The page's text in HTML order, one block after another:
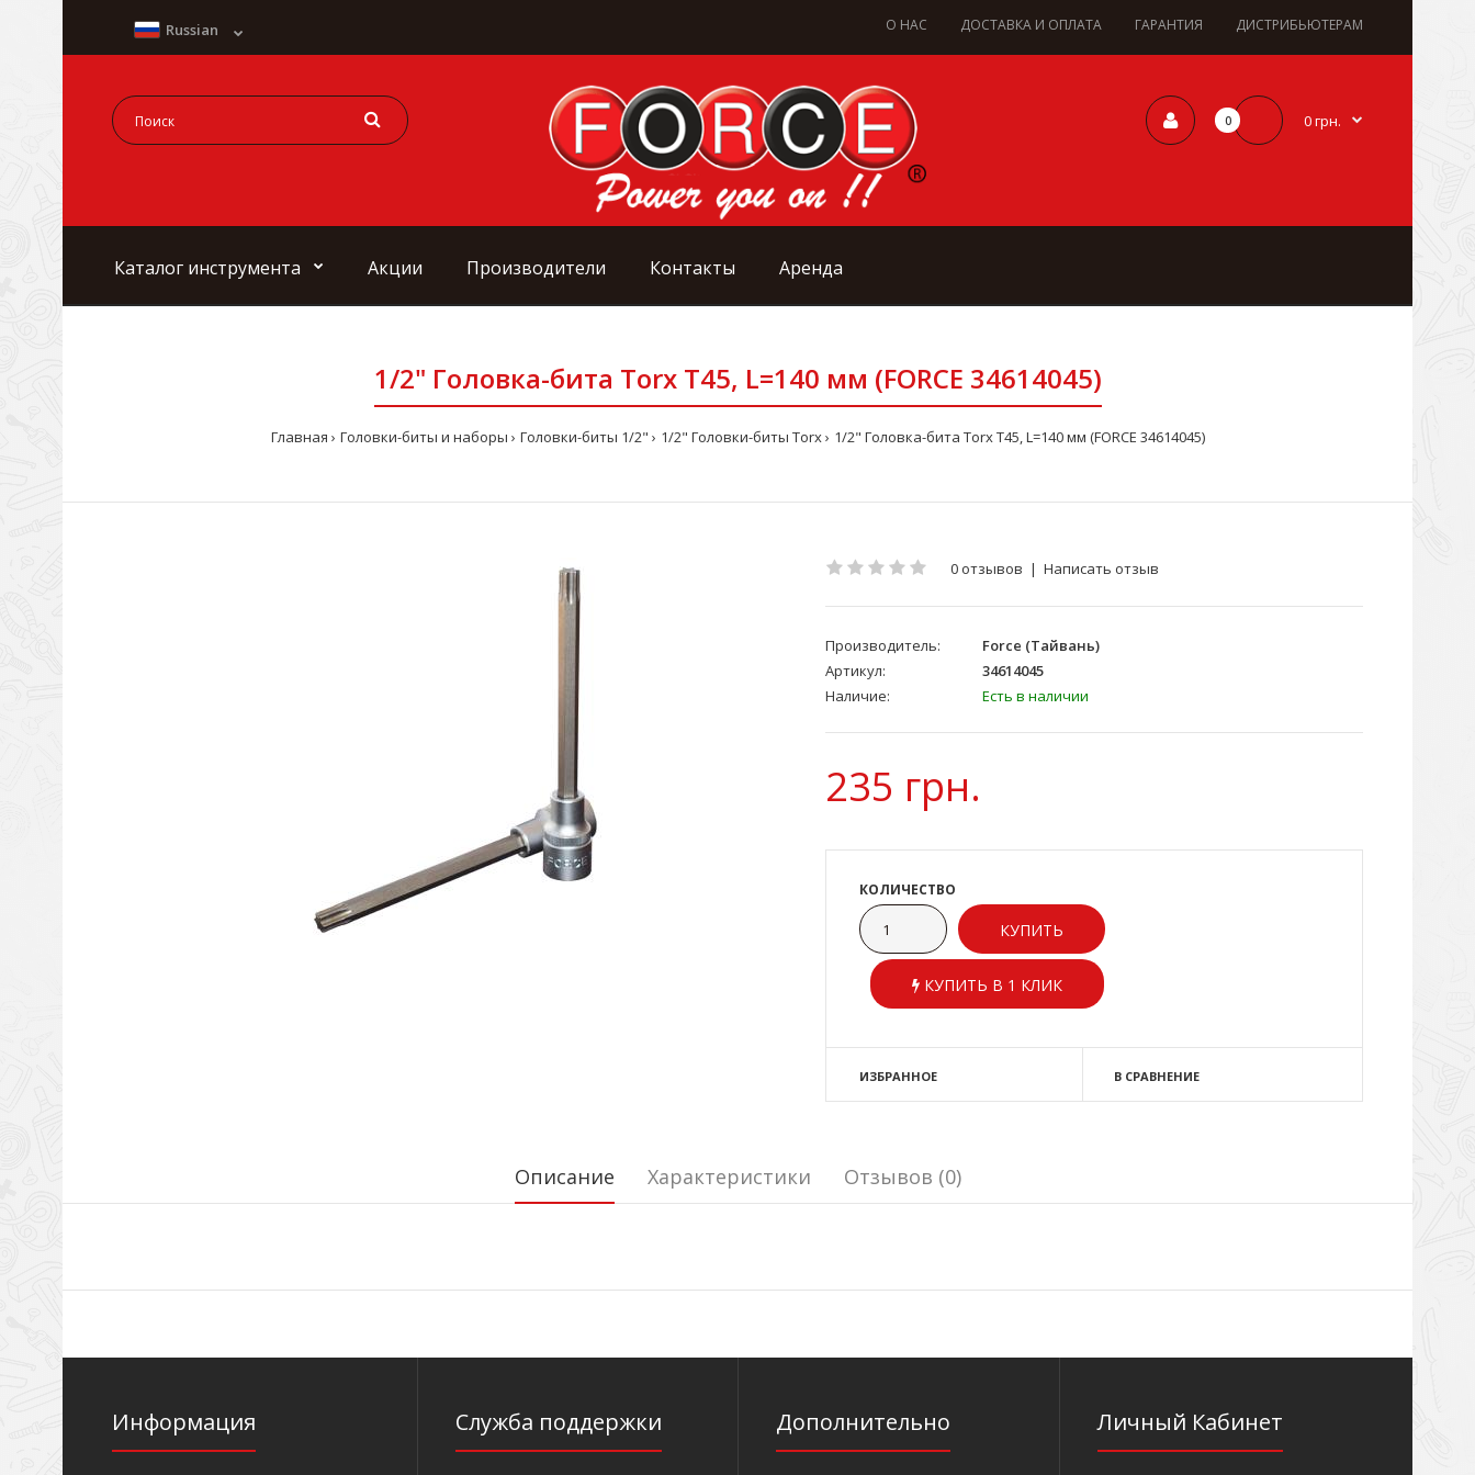
О НАС ДОСТАВКА И ОПЛАТА ГАРАНТИЯ ДИСТРИБЬЮТЕРАМ
Russian
0 0 грн.
Каталог инструмента Акции Производители Контакты Аренда
1/2" Головка-бита Torx Т45, L=140 мм (FORCE 34614045)
Главная Головки-биты и наборы Головки-биты 1/2" 1/2" Головки-биты Torx 1/2" Головка-бита Torx Т45, L=140 мм (FORCE 34614045)
0 отзывов | Написать отзыв
Производитель:
Force (Тайвань)
Артикул:
34614045
Наличие:
Есть в наличии
235 грн.
КОЛИЧЕСТВО
КУПИТЬ В 1 КЛИК
ИЗБРАННОЕ В СРАВНЕНИЕ
Описание Характеристики Отзывов (0)
Информация Служба поддержки Дополнительно Личный Кабинет